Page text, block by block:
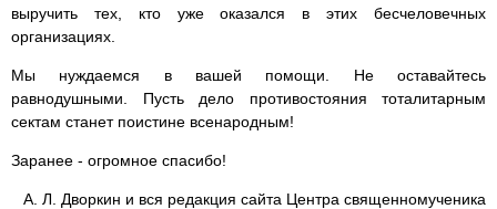
выручить тех, кто уже оказался в этих бесчеловечных
организациях.
Мы нуждаемся в вашей помощи. Не оставайтесь
равнодушными. Пусть дело противостояния тоталитарным
сектам станет поистине всенародным!
Заранее - огромное спасибо!
А. Л. Дворкин и вся редакция сайта Центра священномученика